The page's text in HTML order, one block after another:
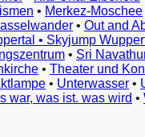
• Merkez-Moschee
• Out and
• Skyjump
• Sri
• Theater und
• Unterwasser •
war, was ist. was wird •